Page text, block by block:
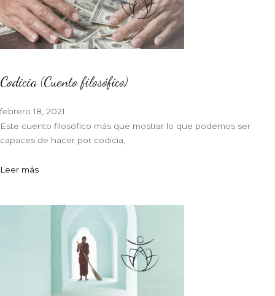
Codicia (Cuento filosófico)
febrero 18, 2021
Este cuento filosófico más que mostrar lo que podemos ser
capaces de hacer por codicia,
Leer más